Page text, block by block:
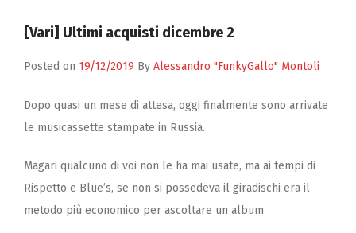
Contatti
[Vari] Ultimi acquisti dicembre 2
Posted on 19/12/2019 By Alessandro "FunkyGallo" Montoli
Dopo quasi un mese di attesa, oggi finalmente sono arrivate
le musicassette stampate in Russia.
Magari qualcuno di voi non le ha mai usate, ma ai tempi di
Rispetto e Blue’s, se non si possedeva il giradischi era il
metodo più economico per ascoltare un album